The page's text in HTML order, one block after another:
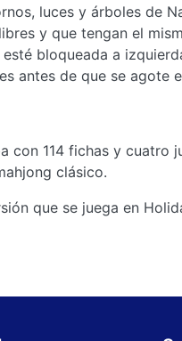
luces y árboles de
y que tengan el
bloqueada a
antes de que se agote
con 114 fichas y cuatro
clásico.
que se juega en